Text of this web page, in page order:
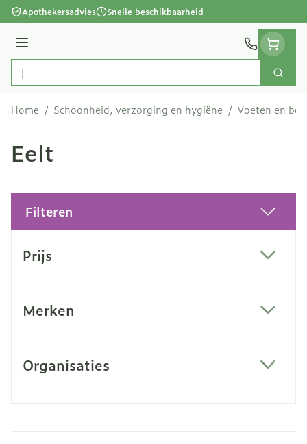
Ga naar de inhoud
Apothekersadvies Snelle beschikbaarheid
Menu
Product, merk, categorie...
Zoek
Home / Schoonheid, verzorging en hygiëne / Voeten en
Eelt
Filteren
Prijs
Merken
Organisaties